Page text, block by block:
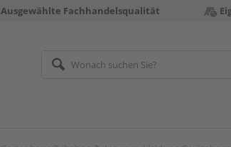
Ausgewählte Fachhandelsqualität